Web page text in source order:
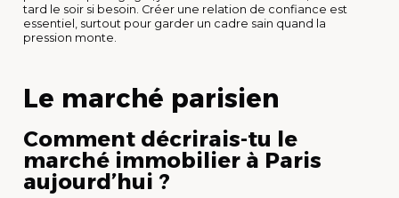
tard le soir si besoin. Créer une relation de confiance est
essentiel, surtout pour garder un cadre sain quand la
pression monte.
Le marché parisien
Comment décrirais-tu le
marché immobilier à Paris
aujourd’hui ?